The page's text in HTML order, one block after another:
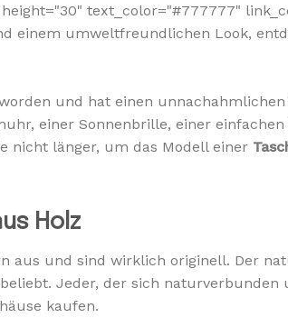
text_color="#777777"
einem umweltfreundlichen Look,
und hat einen
einer Sonnenbrille, einer
nicht länger, um das Modell einer
Holz
aus und sind wirklich originell. Der
Jeder, der sich
kaufen.